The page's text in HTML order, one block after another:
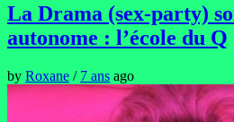
La Drama (sex-party)
autonome : l’école du Q
by Roxane / 7 ans ago